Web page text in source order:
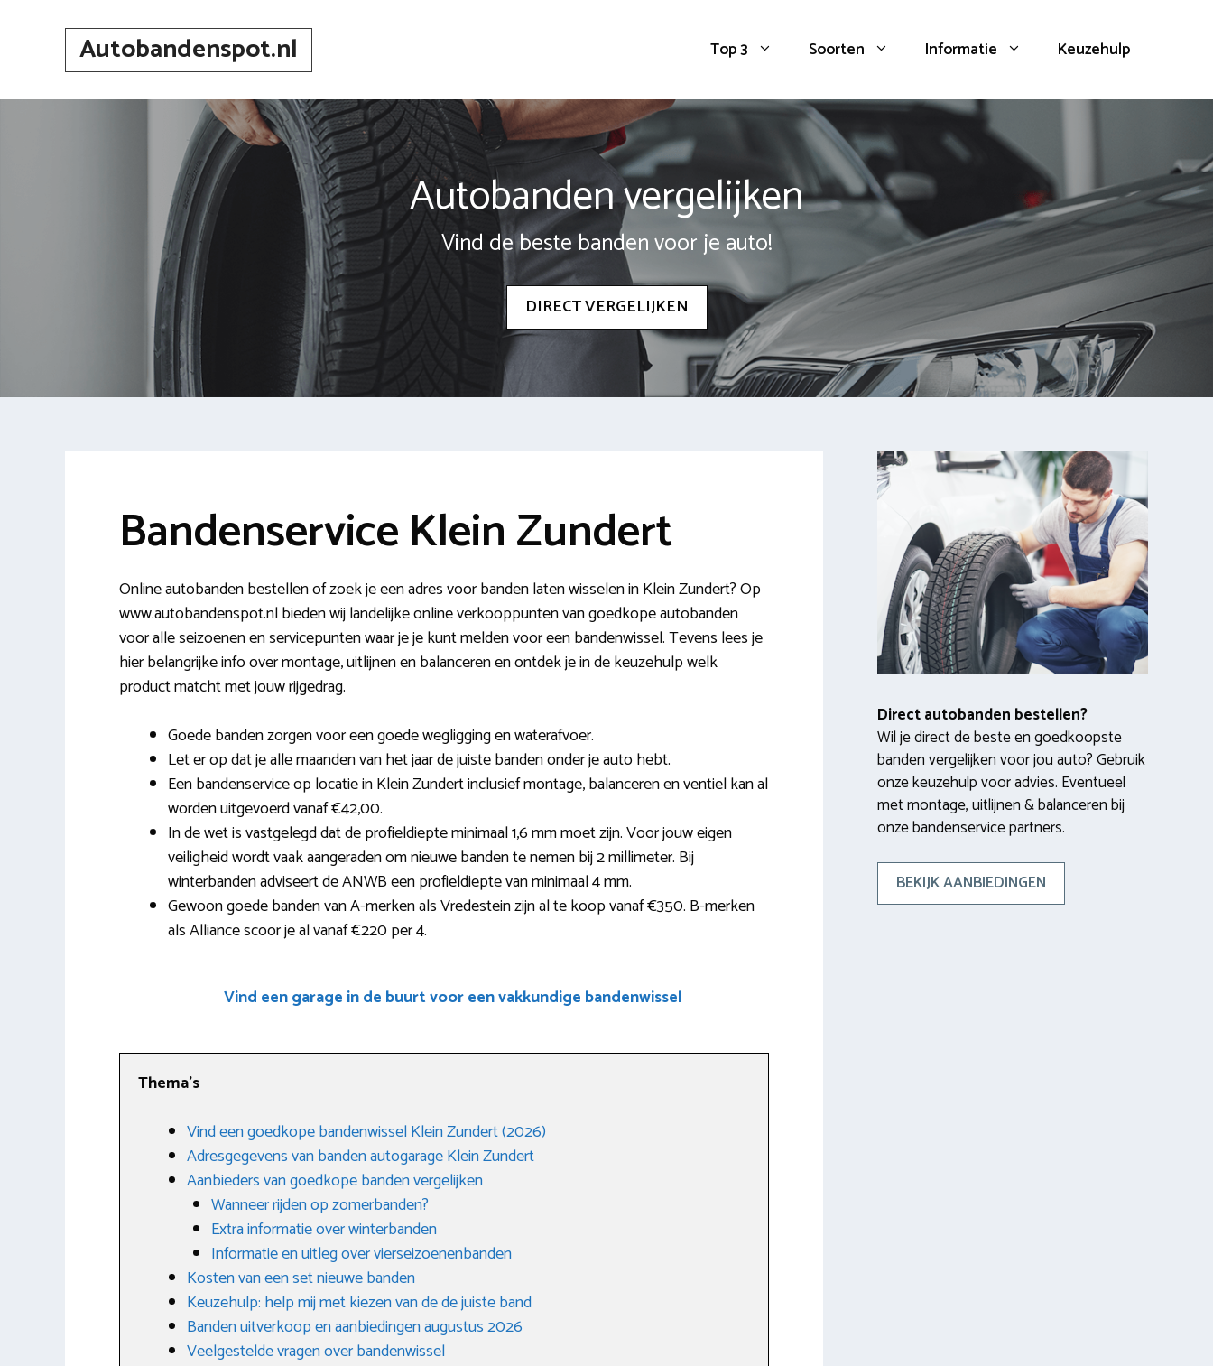
Autobandenspot.nl Top 3 Soorten Informatie Keuzehulp
Autobanden vergelijken
Vind de beste banden voor je auto!
DIRECT VERGELIJKEN
Bandenservice Klein Zundert
Online autobanden bestellen of zoek je een adres voor banden laten wisselen in Klein Zundert? Op
www.autobandenspot.nl bieden wij landelijke online verkooppunten van goedkope autobanden
voor alle seizoenen en servicepunten waar je je kunt melden voor een bandenwissel. Tevens lees je
hier belangrijke info over montage, uitlijnen en balanceren en ontdek je in de keuzehulp welk
product matcht met jouw rijgedrag.
Goede banden zorgen voor een goede wegligging en waterafvoer.
Let er op dat je alle maanden van het jaar de juiste banden onder je auto hebt.
Een bandenservice op locatie in Klein Zundert inclusief montage, balanceren en ventiel kan al
worden uitgevoerd vanaf €42,00.
In de wet is vastgelegd dat de profieldiepte minimaal 1,6 mm moet zijn. Voor jouw eigen
veiligheid wordt vaak aangeraden om nieuwe banden te nemen bij 2 millimeter. Bij
winterbanden adviseert de ANWB een profieldiepte van minimaal 4 mm.
Gewoon goede banden van A-merken als Vredestein zijn al te koop vanaf €350. B-merken
als Alliance scoor je al vanaf €220 per 4.
Vind een garage in de buurt voor een vakkundige bandenwissel
Thema’s
Vind een goedkope bandenwissel Klein Zundert (2026)
Adresgegevens van banden autogarage Klein Zundert
Aanbieders van goedkope banden vergelijken
Wanneer rijden op zomerbanden?
Extra informatie over winterbanden
Informatie en uitleg over vierseizoenenbanden
Kosten van een set nieuwe banden
Keuzehulp: help mij met kiezen van de de juiste band
Banden uitverkoop en aanbiedingen augustus 2026
Veelgestelde vragen over bandenwissel
Direct autobanden bestellen?
Wil je direct de beste en goedkoopste
banden vergelijken voor jou auto? Gebruik
onze keuzehulp voor advies. Eventueel
met montage, uitlijnen & balanceren bij
onze bandenservice partners.
BEKIJK AANBIEDINGEN